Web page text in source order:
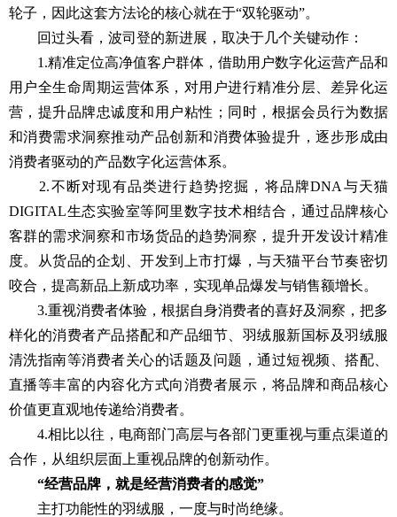
轮子，因此这套方法论的核心就在于“双轮驱动”。
回过头看，波司登的新进展，取决于几个关键动作：
1.精准定位高净值客户群体，借助用户数字化运营产品和
用户全生命周期运营体系，对用户进行精准分层、差异化运
营，提升品牌忠诚度和用户粘性；同时，根据会员行为数据
和消费需求洞察推动产品创新和消费体验提升，逐步形成由
消费者驱动的产品数字化运营体系。
2.不断对现有品类进行趋势挖掘，将品牌DNA与天猫
DIGITAL生态实验室等阿里数字技术相结合，通过品牌核心
客群的需求洞察和市场货品的趋势洞察，提升开发设计精准
度。从货品的企划、开发到上市打爆，与天猫平台节奏密切
咬合，提高新品上新成功率，实现单品爆发与销售额增长。
3.重视消费者体验，根据自身消费者的喜好及洞察，把多
样化的消费者产品搭配和产品细节、羽绒服新国标及羽绒服
清洗指南等消费者关心的话题及问题，通过短视频、搭配、
直播等丰富的内容化方式向消费者展示，将品牌和商品核心
价值更直观地传递给消费者。
4.相比以往，电商部门高层与各部门更重视与重点渠道的
合作，从组织层面上重视品牌的创新动作。
“经营品牌，就是经营消费者的感觉”
主打功能性的羽绒服，一度与时尚绝缘。